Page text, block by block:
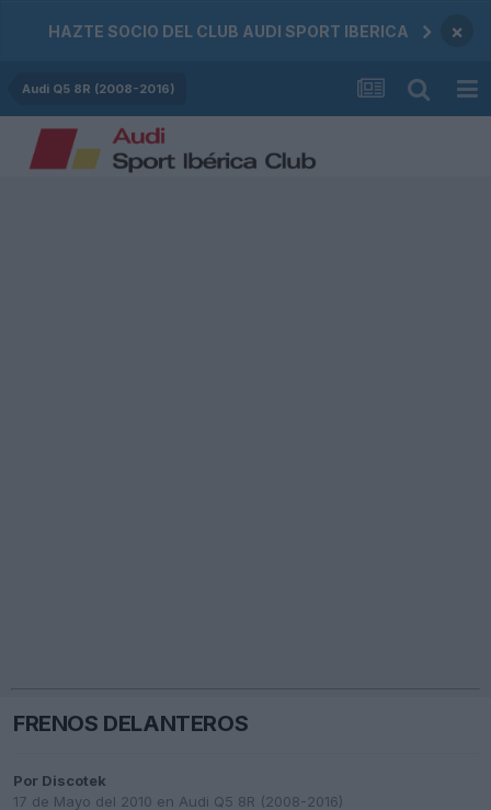
HAZTE SOCIO DEL CLUB AUDI SPORT IBERICA ×
Audi Q5 8R (2008-2016)
FRENOS DELANTEROS
Por Discotek
17 de Mayo del 2010 en Audi Q5 8R (2008-2016)